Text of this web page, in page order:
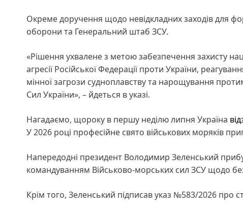
Окреме доручення щодо невідкладних заходів для
оборони та Генеральний штаб ЗСУ.
«Рішення ухвалене з метою забезпечення захисту
агресії Російської Федерації проти України,
мінної загрози судноплавству та нарощування
Сил України», – йдеться в указі.
Нагадаємо, щороку в першу неділю липня Україна
У 2026 році професійне свято військових моряків
Напередодні президент Володимир Зеленський
командуванням Військово-морських сил ЗСУ щодо
Крім того, Зеленський підписав указ №583/2026 про